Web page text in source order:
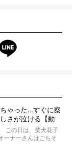
ゃった…すぐに察
さが泣ける【動
この日は、柴犬花子
ーナーさんはごちそ